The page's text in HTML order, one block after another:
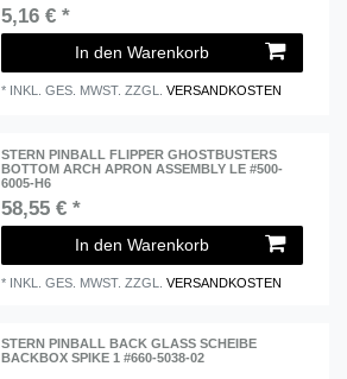
5,16 € *
In den Warenkorb
* INKL. GES. MWST. ZZGL.VERSANDKOSTEN
STERN PINBALL FLIPPER GHOSTBUSTERS
BOTTOM ARCH APRON ASSEMBLY LE #500-
6005-H6
58,55 € *
In den Warenkorb
* INKL. GES. MWST. ZZGL.VERSANDKOSTEN
STERN PINBALL BACK GLASS SCHEIBE
BACKBOX SPIKE 1 #660-5038-02